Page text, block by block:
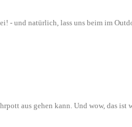
- und natürlich, lass uns beim im
aus gehen kann. Und wow, das